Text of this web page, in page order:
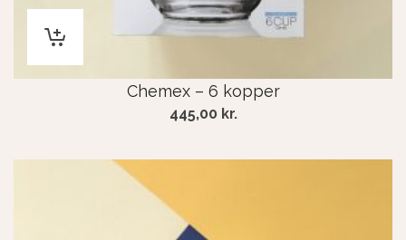
Chemex – 6 kopper
445,00 kr.